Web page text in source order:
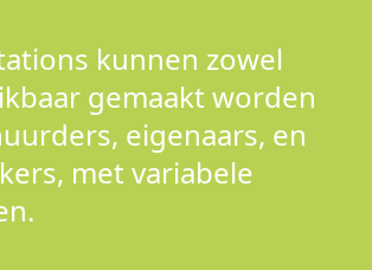
kunnen zowel
gemaakt worden
eigenaars, en
met variabele